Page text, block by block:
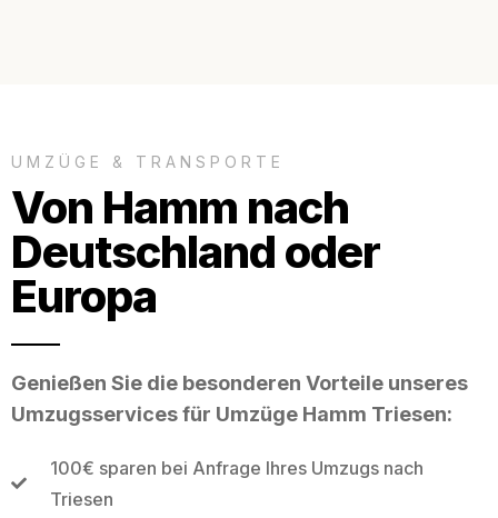
UMZÜGE & TRANSPORTE
Von Hamm nach
Deutschland oder
Europa
Genießen Sie die besonderen Vorteile unseres
Umzugsservices für Umzüge Hamm Triesen:
100€ sparen bei Anfrage Ihres Umzugs nach
Triesen